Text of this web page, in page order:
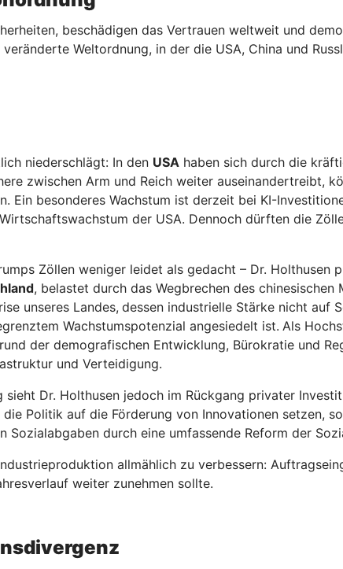
beschädigen das Vertrauen weltweit und
Weltordnung, in der die USA, China und
niederschlägt: In den USA haben sich durch die
zwischen Arm und Reich weiter auseinandertreibt,
Ein besonderes Wachstum ist derzeit bei KI-
der USA. Dennoch dürften die
Zöllen weniger leidet als gedacht – Dr.
, belastet durch das Wegbrechen des
unseres Landes, dessen industrielle Stärke nicht auf
Wachstumspotenzial angesiedelt ist. Als
der demografischen Entwicklung, Bürokratie und
und Verteidigung.
Dr. Holthusen jedoch im Rückgang privater
Politik auf die Förderung von Innovationen setzen,
Sozialabgaben durch eine umfassende Reform der
allmählich zu verbessern:
weiter zunehmen sollte.